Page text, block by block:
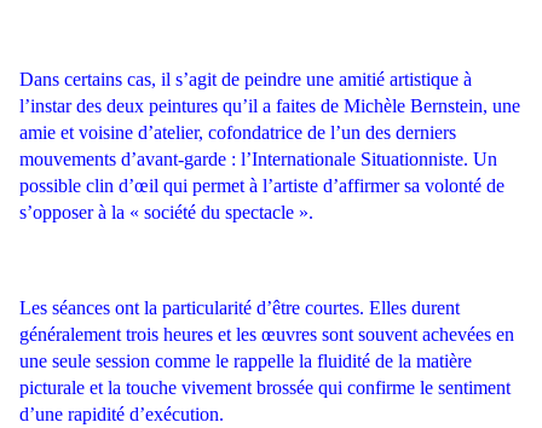
Dans certains cas, il s’agit de peindre une amitié artistique à
l’instar des deux peintures qu’il a faites de Michèle Bernstein, une
amie et voisine d’atelier, cofondatrice de l’un des derniers
mouvements d’avant-garde : l’Internationale Situationniste. Un
possible clin d’œil qui permet à l’artiste d’affirmer sa volonté de
s’opposer à la « société du spectacle ».
Les séances ont la particularité d’être courtes. Elles durent
généralement trois heures et les œuvres sont souvent achevées en
une seule session comme le rappelle la fluidité de la matière
picturale et la touche vivement brossée qui confirme le sentiment
d’une rapidité d’exécution.